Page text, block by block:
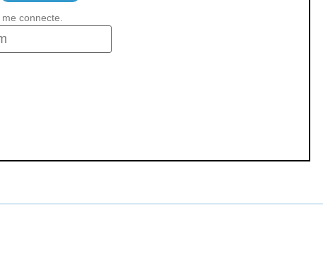
connecte.